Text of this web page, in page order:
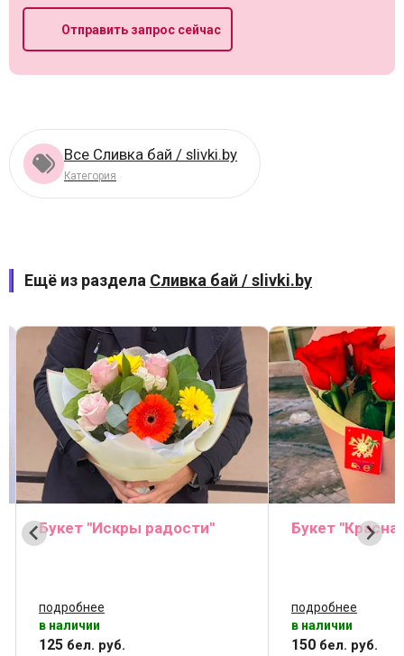
Отправить запрос сейчас
Все Сливка бай / slivki.by
Категория
Ещё из раздела Сливка бай / slivki.by
Букет "Искры радости"
подробнее
в наличии
125 бел. руб.
Букет
подробнее
в наличии
150 бел. руб.